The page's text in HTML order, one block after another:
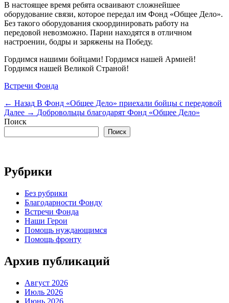
В настоящее время ребята осваивают сложнейшее
оборудование связи, которое передал им Фонд «Общее Дело».
Без такого оборудования скоординировать работу на
передовой невозможно. Парни находятся в отличном
настроении, бодры и заряжены на Победу.
Гордимся нашими бойцами! Гордимся нашей Армией!
Гордимся нашей Великой Страной!
Категории
Встречи Фонда
Навигация
по
← Назад Предыдущая
запись:
В Фонд «Общее Дело» приехали бойцы с передовой
Далее → Следующая
Добровольцы благодарят Фонд «Общее Дело»
Поиск
Поиск
Рубрики
Без рубрики
Благодарности Фонду
Встречи Фонда
Наши Герои
Помощь нуждающимся
Помощь фронту
Архив публикаций
Август 2026
Июль 2026
Июнь 2026